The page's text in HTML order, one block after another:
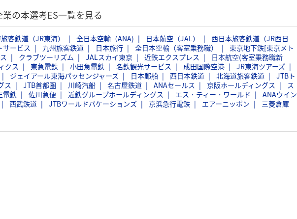
の本選考ES一覧を見る
客鉄道（JR東海） 全日本空輸（ANA) 日本航空（JAL）
西日本旅客鉄道（JR西日
サービス 九州旅客鉄道 日本旅行 全日本空輸（客室乗務職）
東京地下鉄[東京メト
クラブツーリズム JALスカイ東京 近鉄エクスプレス
日本航空(客室乗務職新
クス 東急電鉄 小田急電鉄 名鉄観光サービス 成田国際空港
JR東海ツアーズ
ジェイアール東海パッセンジャーズ 日本郵船 西日本鉄道 北海道旅客鉄道
JTBト
ス JTB首都圏 川崎汽船 名古屋鉄道 ANAセールス 京阪ホールディングス
ス
電鉄 佐川急便 近鉄グループホールディングス エス・ティー・ワールド
ANAウイン
西武鉄道 JTBワールドバケーションズ 京浜急行電鉄 エアーニッポン 三菱倉庫